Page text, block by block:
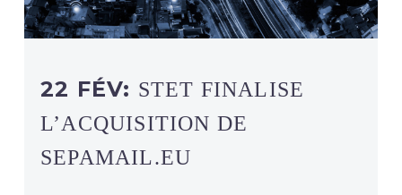
22 FÉV: STET FINALISE
L’ACQUISITION DE
SEPAMAIL.EU